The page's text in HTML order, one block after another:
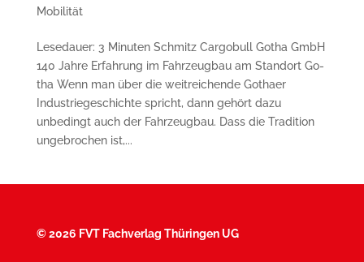
Mobilität
Lesedauer: 3 Minuten Schmitz Cargobull Gotha GmbH
140 Jahre Erfahrung im Fahrzeugbau am Stand­ort Go­
tha Wenn man über die weitreichende Go­thaer
Industriegeschichte spricht, dann gehört dazu
unbedingt auch der Fahrzeugbau. Dass die Tradition
un­ge­brochen ist,...
©2026 FVT Fachverlag Thüringen UG